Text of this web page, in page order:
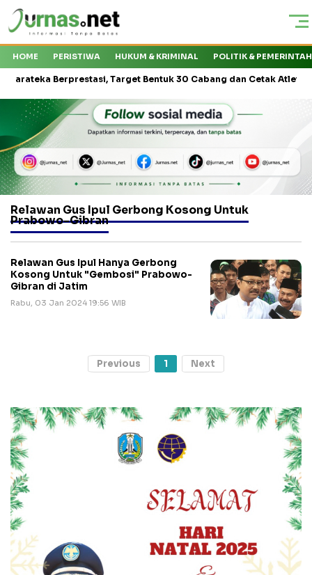
HOME PERISTIWA HUKUM & KRIMINAL POLITIK &
Berprestasi, Target Bentuk 30 Cabang dan Cetak Atlet Nasional
Relawan Gus Ipul Gerbong Kosong Untuk
Prabowo-Gibran
Relawan Gus Ipul Hanya Gerbong
Kosong Untuk "Gembosi" Prabowo-
Gibran di Jatim
Rabu, 03 Jan 2024 19:56 WIB
Previous 1 Next